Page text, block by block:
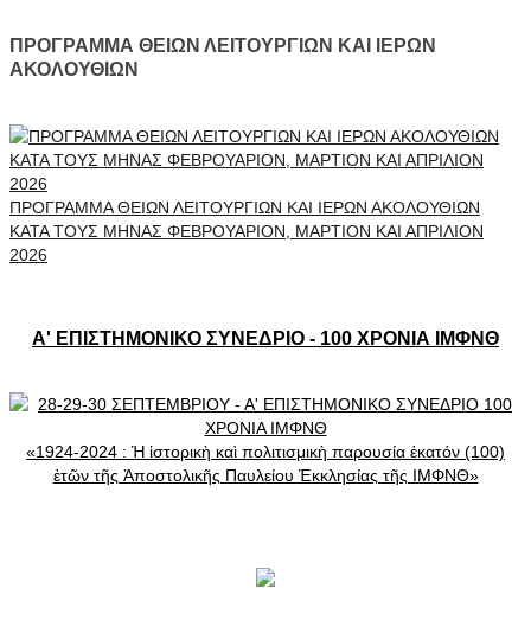
ΠΡΟΓΡΑΜΜΑ ΘΕΙΩΝ ΛΕΙΤΟΥΡΓΙΩΝ ΚΑΙ ΙΕΡΩΝ
ΑΚΟΛΟΥΘΙΩΝ
ΠΡΟΓΡΑΜΜΑ ΘΕΙΩΝ ΛΕΙΤΟΥΡΓΙΩΝ ΚΑΙ ΙΕΡΩΝ ΑΚΟΛΟΥΘΙΩΝ
ΚΑΤΑ ΤΟΥΣ ΜΗΝΑΣ ΦΕΒΡΟΥΑΡΙΟΝ, ΜΑΡΤΙΟΝ ΚΑΙ ΑΠΡΙΛΙΟΝ
2026
Α' ΕΠΙΣΤΗΜΟΝΙΚΟ ΣΥΝΕΔΡΙΟ - 100 ΧΡΟΝΙΑ ΙΜΦΝΘ
«1924-2024 : Ἡ ἱστορικὴ καὶ πολιτισμικὴ παρουσία ἑκατόν (100)
ἐτῶν τῆς Ἀποστολικῆς Παυλείου Ἐκκλησίας τῆς ΙΜΦΝΘ»